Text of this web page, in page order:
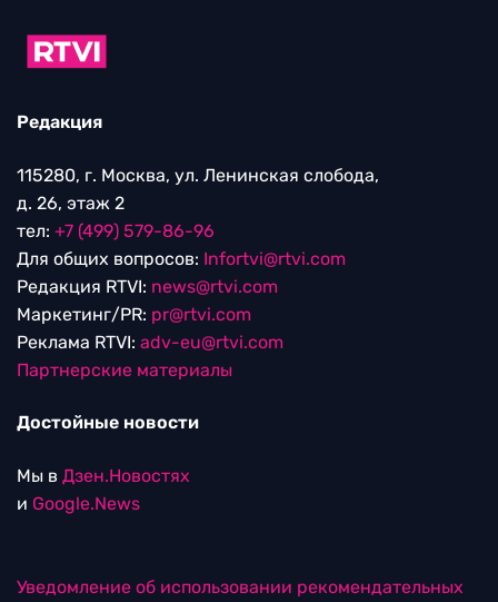
Редакция
115280, г. Москва, ул. Ленинская слобода,
д. 26, этаж 2
тел: +7 (499) 579-86-96
Для общих вопросов: Infortvi@rtvi.com
Редакция RTVI: news@rtvi.com
Маркетинг/PR: pr@rtvi.com
Реклама RTVI: adv-eu@rtvi.com
Партнерские материалы
Достойные новости
Мы в Дзен.Новостях
и Google.News
Уведомление об использовании рекомендательных